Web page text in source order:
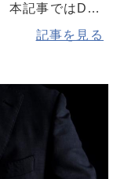
本記事ではDX
まっている背
ので、DX人材
消したいという
ださい。
記事を見る